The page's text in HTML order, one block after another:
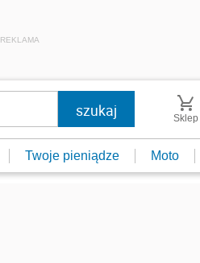
REKLAMA
Sklep
Twoje pieniądze Moto